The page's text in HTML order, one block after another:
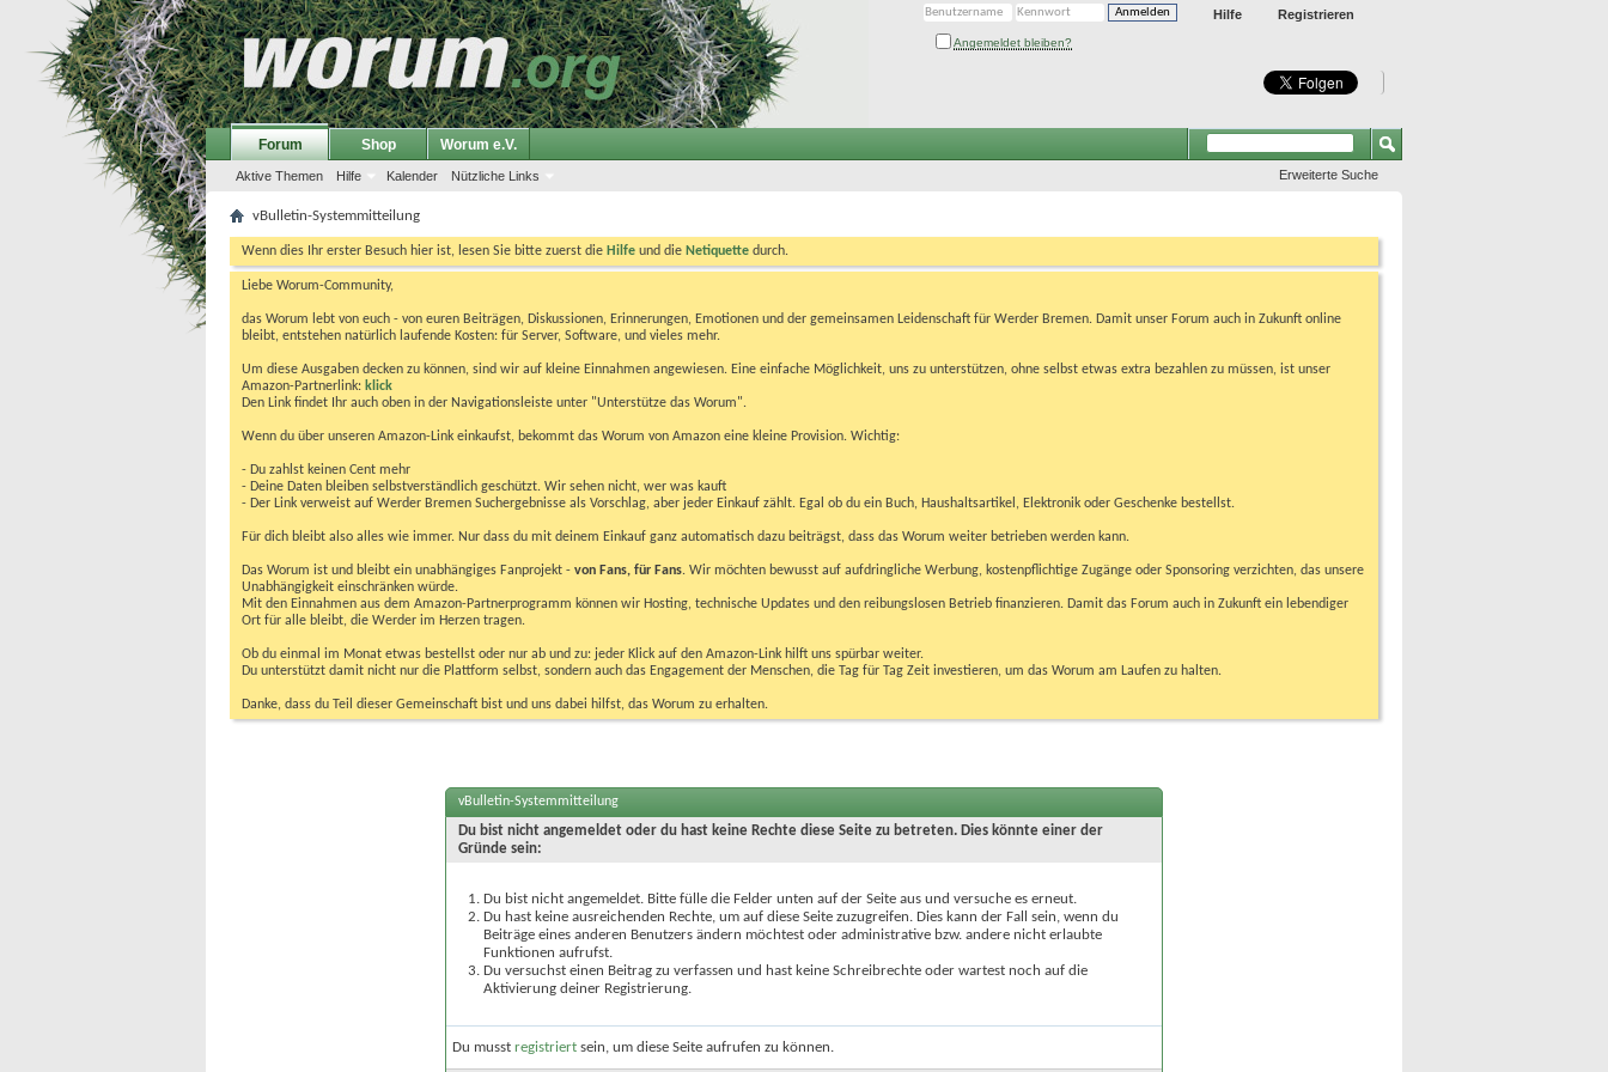
Registrieren
Hilfe
Angemeldet bleiben?
Forum
Aktive Themen Hilfe Kalender Nützliche Links
Shop Worum e.V.
Erweiterte Suche
vBulletin-Systemmitteilung
Wenn dies Ihr erster Besuch hier ist, lesen Sie bitte zuerst die Hilfe und die Netiquette durch.
Liebe Worum-Community,
das Worum lebt von euch - von euren Beiträgen, Diskussionen, Erinnerungen, Emotionen und der gemeinsamen Leidenschaft für Werder Bremen. Damit unser Forum auch in Zukunft online
bleibt, entstehen natürlich laufende Kosten: für Server, Software, und vieles mehr.
Um diese Ausgaben decken zu können, sind wir auf kleine Einnahmen angewiesen. Eine einfache Möglichkeit, uns zu unterstützen, ohne selbst etwas extra bezahlen zu müssen, ist unser
Amazon-Partnerlink: klick
Den Link findet Ihr auch oben in der Navigationsleiste unter "Unterstütze das Worum".
Wenn du über unseren Amazon-Link einkaufst, bekommt das Worum von Amazon eine kleine Provision. Wichtig:
- Du zahlst keinen Cent mehr
- Deine Daten bleiben selbstverständlich geschützt. Wir sehen nicht, wer was kauft
- Der Link verweist auf Werder Bremen Suchergebnisse als Vorschlag, aber jeder Einkauf zählt. Egal ob du ein Buch, Haushaltsartikel, Elektronik oder Geschenke bestellst.
Für dich bleibt also alles wie immer. Nur dass du mit deinem Einkauf ganz automatisch dazu beiträgst, dass das Worum weiter betrieben werden kann.
Das Worum ist und bleibt ein unabhängiges Fanprojekt - von Fans, für Fans. Wir möchten bewusst auf aufdringliche Werbung, kostenpflichtige Zugänge oder Sponsoring verzichten, das unsere
Unabhängigkeit einschränken würde.
Mit den Einnahmen aus dem Amazon-Partnerprogramm können wir Hosting, technische Updates und den reibungslosen Betrieb finanzieren. Damit das Forum auch in Zukunft ein lebendiger
Ort für alle bleibt, die Werder im Herzen tragen.
Ob du einmal im Monat etwas bestellst oder nur ab und zu: jeder Klick auf den Amazon-Link hilft uns spürbar weiter.
Du unterstützt damit nicht nur die Plattform selbst, sondern auch das Engagement der Menschen, die Tag für Tag Zeit investieren, um das Worum am Laufen zu halten.
Danke, dass du Teil dieser Gemeinschaft bist und uns dabei hilfst, das Worum zu erhalten.
vBulletin-Systemmitteilung
Du bist nicht angemeldet oder du hast keine Rechte diese Seite zu betreten. Dies könnte einer der
Gründe sein:
Du bist nicht angemeldet. Bitte fülle die Felder unten auf der Seite aus und versuche es erneut.
Du hast keine ausreichenden Rechte, um auf diese Seite zuzugreifen. Dies kann der Fall sein, wenn du
Beiträge eines anderen Benutzers ändern möchtest oder administrative bzw. andere nicht erlaubte
Funktionen aufrufst.
Du versuchst einen Beitrag zu verfassen und hast keine Schreibrechte oder wartest noch auf die
Aktivierung deiner Registrierung.
Du musst registriert sein, um diese Seite aufrufen zu können.